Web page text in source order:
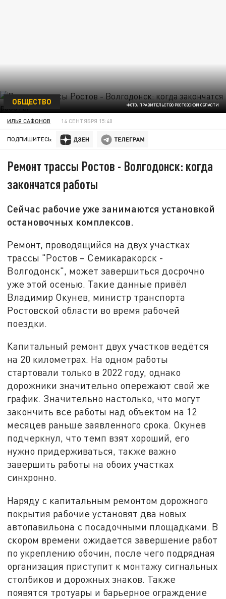
ФОТО: ПРАВИТЕЛЬСТВО РОСТОВСКОЙ ОБЛАСТИ
ОБЩЕСТВО
ИЛЬЯ САФОНОВ 14 СЕНТЯБРЯ 15:40
ПОДПИШИТЕСЬ:
Ремонт трассы Ростов - Волгодонск: когда
закончатся работы
Сейчас рабочие уже занимаются установкой
остановочных комплексов.
Ремонт, проводящийся на двух участках
трассы "Ростов – Семикаракорск -
Волгодонск", может завершиться досрочно
уже этой осенью. Такие данные привёл
Владимир Окунев, министр транспорта
Ростовской области во время рабочей
поездки.
Капитальный ремонт двух участков ведётся
на 20 километрах. На одном работы
стартовали только в 2022 году, однако
дорожники значительно опережают свой же
график. Значительно настолько, что могут
закончить все работы над объектом на 12
месяцев раньше заявленного срока. Окунев
подчеркнул, что темп взят хороший, его
нужно придерживаться, также важно
завершить работы на обоих участках
синхронно.
Наряду с капитальным ремонтом дорожного
покрытия рабочие установят два новых
автопавильона с посадочными площадками. В
скором времени ожидается завершение работ
по укреплению обочин, после чего подрядная
организация приступит к монтажу сигнальных
столбиков и дорожных знаков. Также
появятся тротуары и барьерное ограждение